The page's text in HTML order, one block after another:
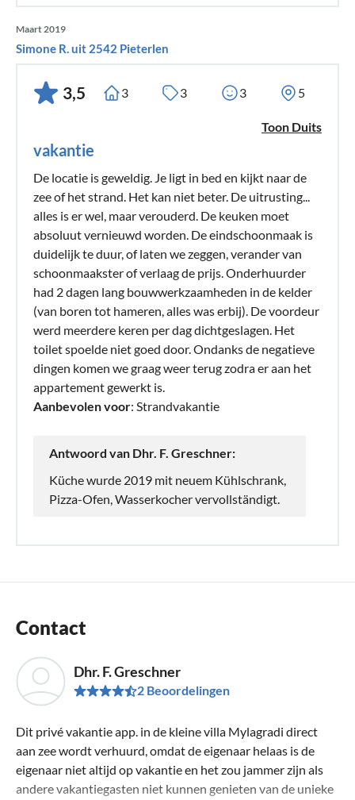
Maart 2019
Simone R. uit 2542 Pieterlen
3,5 3 3 3 5
Toon Duits
vakantie
De locatie is geweldig. Je ligt in bed en kijkt naar de
zee of het strand. Het kan niet beter. De uitrusting...
alles is er wel, maar verouderd. De keuken moet
absoluut vernieuwd worden. De eindschoonmaak is
duidelijk te duur, of laten we zeggen, verander van
schoonmaakster of verlaag de prijs. Onderhuurder
had 2 dagen lang bouwwerkzaamheden in de kelder
(van boren tot hameren, alles was erbij). De voordeur
werd meerdere keren per dag dichtgeslagen. Het
toilet spoelde niet goed door. Ondanks de negatieve
dingen komen we graag weer terug zodra er aan het
appartement gewerkt is.
Aanbevolen voor: Strandvakantie
Antwoord van Dhr. F. Greschner:
Küche wurde 2019 mit neuem Kühlschrank,
Pizza-Ofen, Wasserkocher vervollständigt.
Contact
Dhr. F. Greschner
2 Beoordelingen
Dit privé vakantie app. in de kleine villa Mylagradi direct
aan zee wordt verhuurd, omdat de eigenaar helaas is de
eigenaar niet altijd op vakantie en het zou jammer zijn als
andere vakantiegasten niet kunnen genieten van de unieke